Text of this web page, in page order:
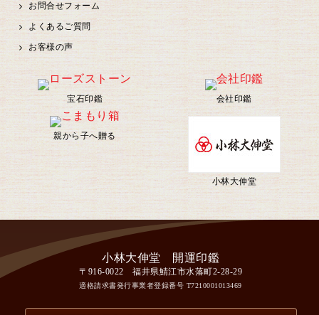
お問合せフォーム
よくあるご質問
お客様の声
宝石印鑑 会社印鑑
親から子へ贈る
小林大伸堂
〒916-0022 福井県鯖江市水落町2-28-29
適格請求書発行事業者登録番号 T7210001013469